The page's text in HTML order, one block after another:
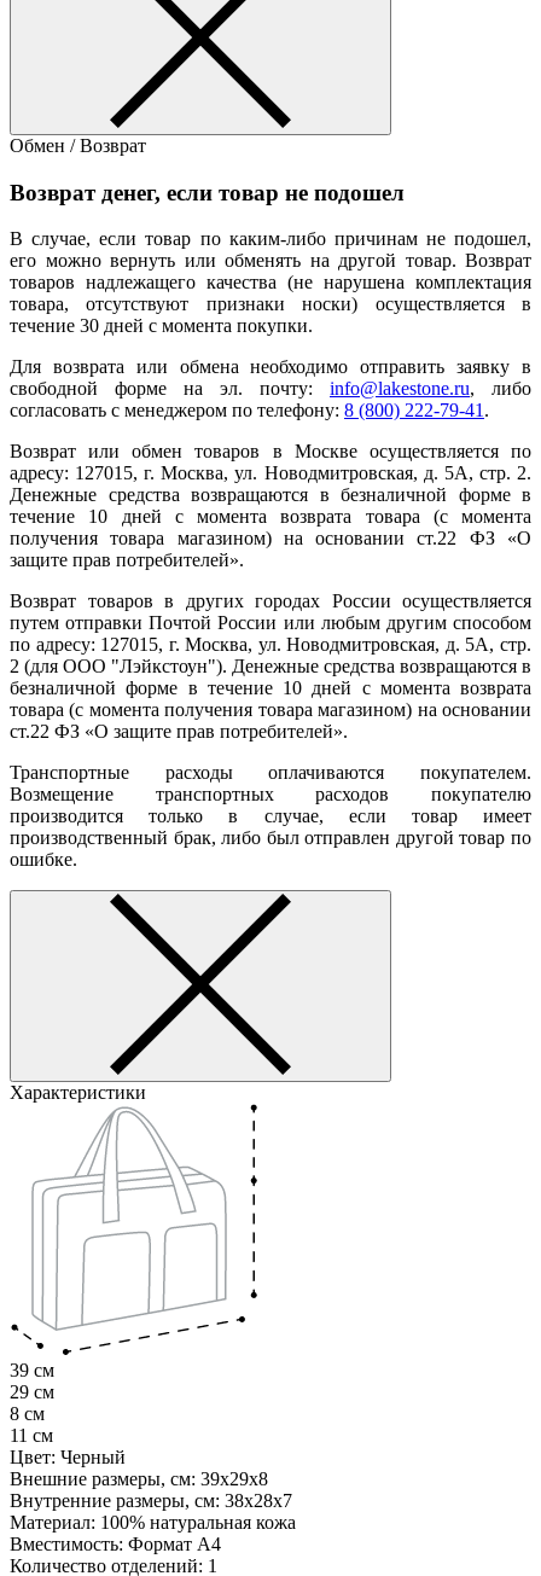
Обмен / Возврат
Возврат денег, если товар не подошел
В случае, если товар по каким-либо причинам не подошел,
его можно вернуть или обменять на другой товар. Возврат
товаров надлежащего качества (не нарушена комплектация
товара, отсутствуют признаки носки) осуществляется в
течение 30 дней с момента покупки.
Для возврата или обмена необходимо отправить заявку в
свободной форме на эл. почту: info@lakestone.ru, либо
согласовать с менеджером по телефону: 8 (800) 222-79-41 .
Возврат или обмен товаров в Москве осуществляется по
адресу: 127015, г. Москва, ул. Новодмитровская, д. 5А, стр. 2.
Денежные средства возвращаются в безналичной форме в
течение 10 дней с момента возврата товара (с момента
получения товара магазином) на основании ст.22 ФЗ «О
защите прав потребителей».
Возврат товаров в других городах России осуществляется
путем отправки Почтой России или любым другим способом
по адресу: 127015, г. Москва, ул. Новодмитровская, д. 5А, стр.
2 (для ООО "Лэйкстоун"). Денежные средства возвращаются в
безналичной форме в течение 10 дней с момента возврата
товара (с момента получения товара магазином) на основании
ст.22 ФЗ «О защите прав потребителей».
Транспортные расходы оплачиваются покупателем.
Возмещение транспортных расходов покупателю
производится только в случае, если товар имеет
производственный брак, либо был отправлен другой товар по
ошибке.
Характеристики
39 см
29 см
8 см
11 см
Цвет: Черный
Внешние размеры, см: 39х29х8
Внутренние размеры, см: 38х28х7
Материал: 100% натуральная кожа
Вместимость: Формат A4
Количество отделений: 1